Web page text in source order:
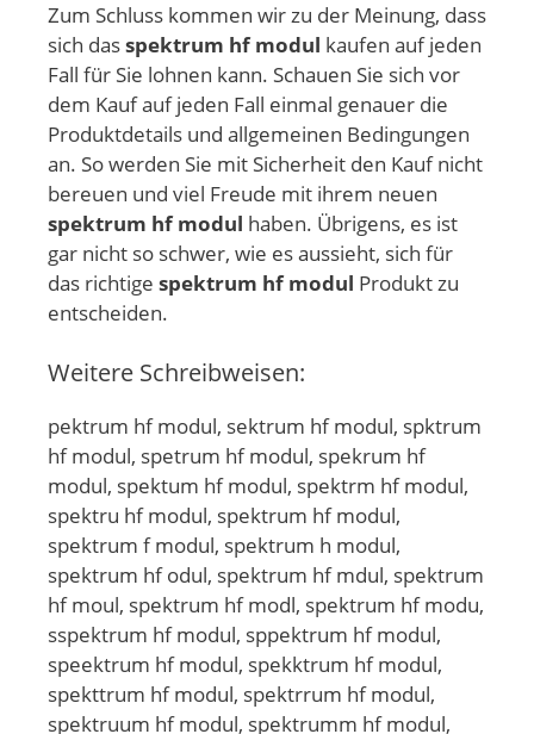
Zum Schluss kommen wir zu der Meinung, dass
sich dasspektrum hf modul kaufen auf jeden
Fall für Sie lohnen kann. Schauen Sie sich vor
dem Kauf auf jeden Fall einmal genauer die
Produktdetails und allgemeinen Bedingungen
an. So werden Sie mit Sicherheit den Kauf nicht
bereuen und viel Freude mit ihrem neuen
spektrum hf modul haben. Übrigens, es ist
gar nicht so schwer, wie es aussieht, sich für
das richtige spektrum hf modul Produkt zu
entscheiden.
Weitere Schreibweisen:
pektrum hf modul, sektrum hf modul, spktrum
hf modul, spetrum hf modul, spekrum hf
modul, spektum hf modul, spektrm hf modul,
spektru hf modul, spektrum hf modul,
spektrum f modul, spektrum h modul,
spektrum hf odul, spektrum hf mdul, spektrum
hf moul, spektrum hf modl, spektrum hf modu,
sspektrum hf modul, sppektrum hf modul,
speektrum hf modul, spekktrum hf modul,
spekttrum hf modul, spektrrum hf modul,
spektruum hf modul, spektrumm hf modul,